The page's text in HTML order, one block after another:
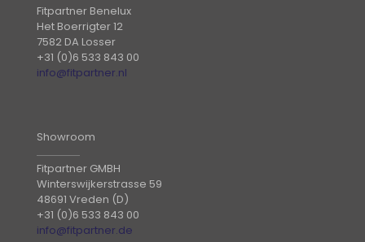
Fitpartner Benelux
Het Boerrigter 12
7582 DA Losser
+31 (0)6 533 843 00
info@fitpartner.nl
Showroom
Fitpartner GMBH
Winterswijkerstrasse 59
48691 Vreden (D)
+31 (0)6 533 843 00
info@fitpartner.de